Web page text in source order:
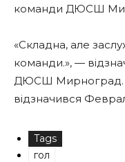
команди ДЮСШ
«Складна, але
команди.», —
ДЮСШ Мирноград.
відзначився
Tags
гол